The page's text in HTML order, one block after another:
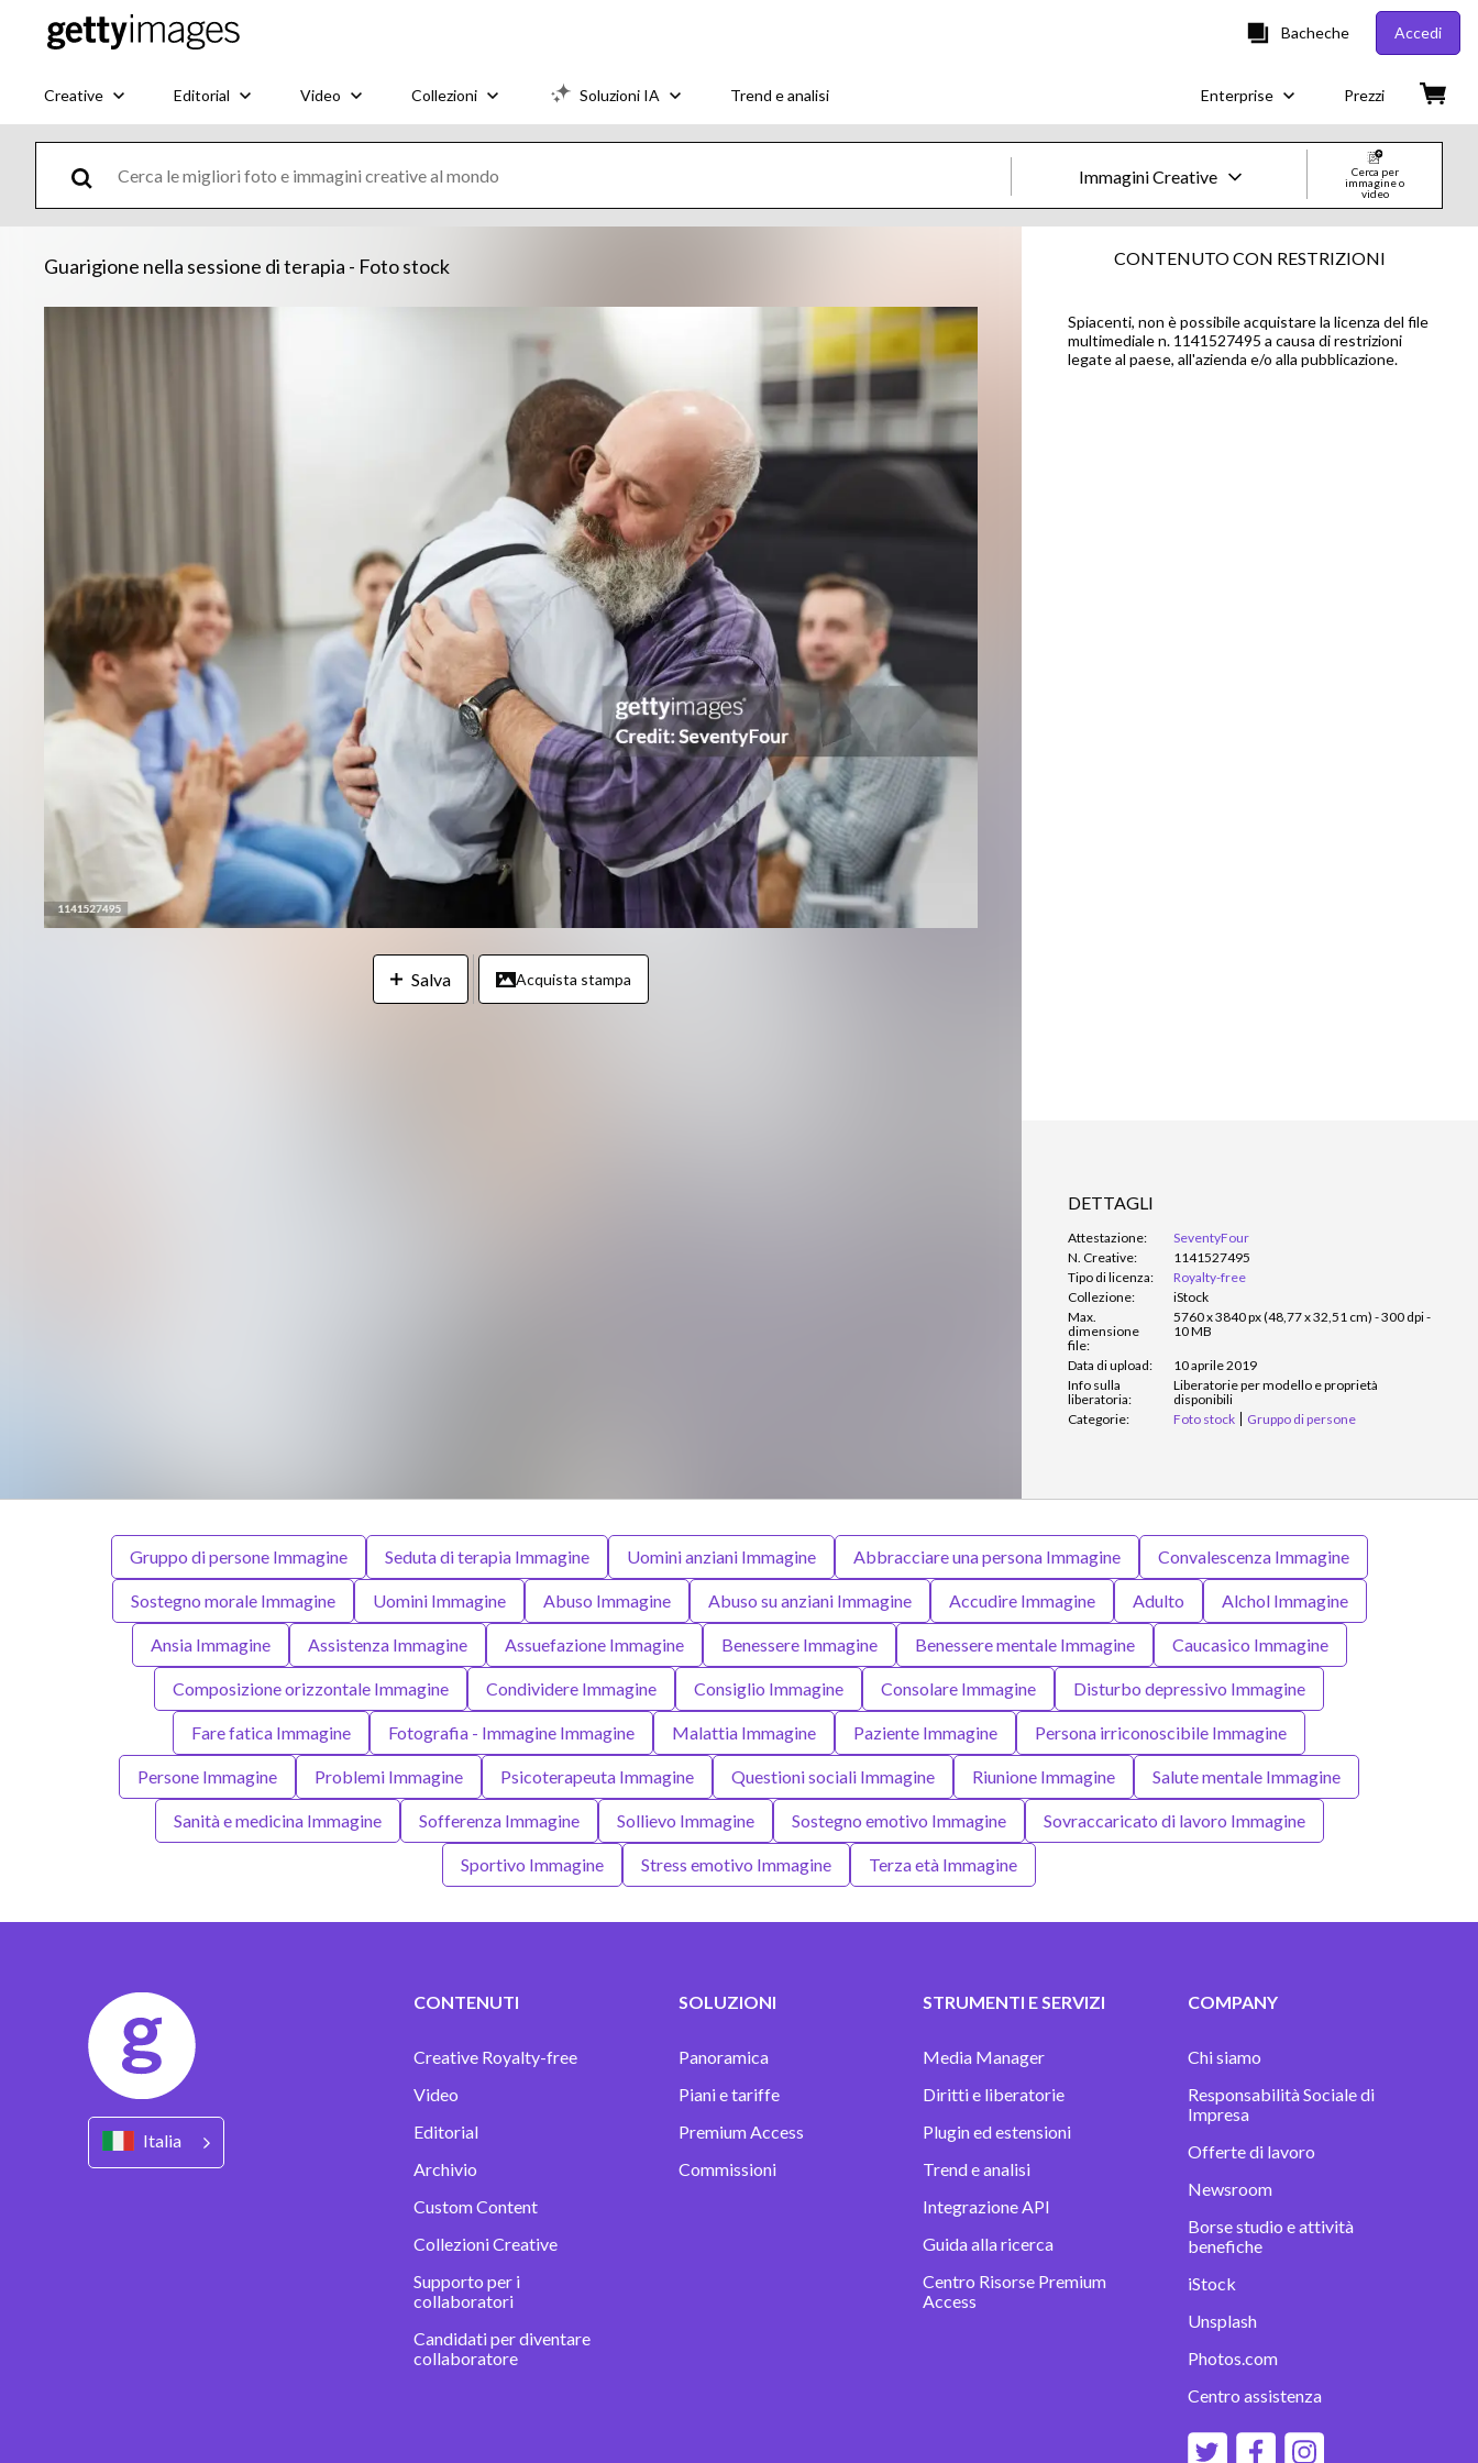
Bacheche Accedi
Creative Editorial Video Collezioni Soluzioni IA Trend e analisi Enterprise Prezzi
Immagini Creative
Creative
Cerca per
immagine o
video
Guarigione nella sessione di terapia - Foto stock
Salva Acquista stampa
CONTENUTO CON RESTRIZIONI
Spiacenti, non è possibile acquistare la licenza del file
multimediale n. 1141527495 a causa di restrizioni
legate al paese, all'azienda e/o alla pubblicazione.
DETTAGLI
Attestazione:
SeventyFour
N. Creative:
1141527495
Tipo di licenza:
Royalty-free
Collezione:
iStock
Max.
dimensione
file:
5760 x 3840 px (48,77 x 32,51 cm) - 300 dpi -
10 MB
Data di upload:
10 aprile 2019
Info sulla
liberatoria:
Liberatorie per modello e proprietà
disponibili
Categorie:
Foto stock Gruppo di persone
Gruppo di persone Immagine Seduta di terapia Immagine Uomini anziani Immagine Abbracciare una persona Immagine Convalescenza Immagine
Sostegno morale Immagine Uomini Immagine Abuso Immagine Abuso su anziani Immagine Accudire Immagine Adulto Alchol Immagine
Ansia Immagine Assistenza Immagine Assuefazione Immagine Benessere Immagine Benessere mentale Immagine Caucasico Immagine
Composizione orizzontale Immagine Condividere Immagine Consiglio Immagine Consolare Immagine Disturbo depressivo Immagine
Fare fatica Immagine Fotografia - Immagine Immagine Malattia Immagine Paziente Immagine Persona irriconoscibile Immagine
Persone Immagine Problemi Immagine Psicoterapeuta Immagine Questioni sociali Immagine Riunione Immagine Salute mentale Immagine
Sanità e medicina Immagine Sofferenza Immagine Sollievo Immagine Sostegno emotivo Immagine Sovraccaricato di lavoro Immagine
Sportivo Immagine Stress emotivo Immagine Terza età Immagine
Italia
CONTENUTI
Creative Royalty-free
Video
Editorial
Archivio
Custom Content
Collezioni Creative
Supporto per i
collaboratori
Candidati per diventare
collaboratore
SOLUZIONI
Panoramica
Piani e tariffe
Premium Access
Commissioni
STRUMENTI E SERVIZI
Media Manager
Diritti e liberatorie
Plugin ed estensioni
Trend e analisi
Integrazione API
Guida alla ricerca
Centro Risorse Premium
Access
COMPANY
Chi siamo
Responsabilità Sociale di
Impresa
Offerte di lavoro
Newsroom
Borse studio e attività
benefiche
iStock
Unsplash
Photos.com
Centro assistenza